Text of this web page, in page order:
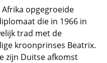
Afrika opgegroeide
die in 1966 in
trad met de
kroonprinses Beatrix.
zijn Duitse afkomst